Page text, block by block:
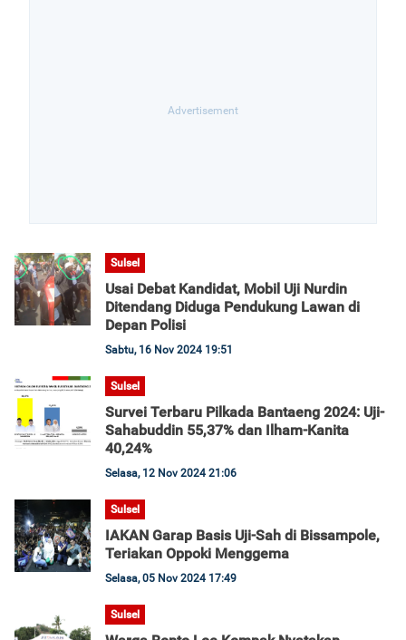
Sulsel
Usai Debat Kandidat, Mobil Uji Nurdin
Ditendang Diduga Pendukung Lawan di
Depan Polisi
Sabtu, 16 Nov 2024 19:51
Sulsel
Survei Terbaru Pilkada Bantaeng 2024: Uji-
Sahabuddin 55,37% dan Ilham-Kanita
40,24%
Selasa, 12 Nov 2024 21:06
Sulsel
IAKAN Garap Basis Uji-Sah di Bissampole,
Teriakan Oppoki Menggema
Selasa, 05 Nov 2024 17:49
Sulsel